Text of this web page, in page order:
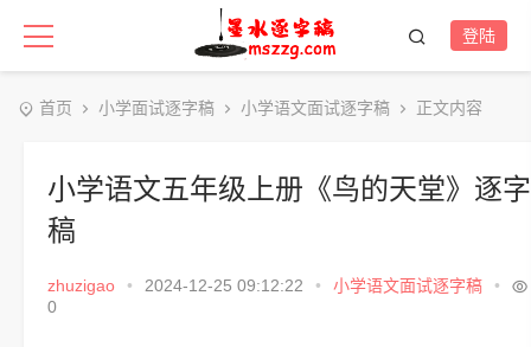
登陆
首页 小学面试逐字稿 小学语文面试逐字稿 正文内容
小学语文五年级上册《鸟的天堂》逐字
稿
zhuzigao • 2024-12-25 09:12:22 • 小学语文面试逐字稿
•
0